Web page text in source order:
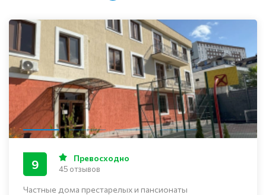
Частные дома престарелых и пансионаты
9 Превосходно
45 отзывов